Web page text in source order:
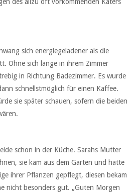
des allzu oft vorkommenden Katers
sich energiegeladener als die
Ohne sich lange in ihrem Zimmer
in Richtung Badezimmer. Es wurde
schnellstmöglich für einen Kaffee.
sie später schauen, sofern die beiden
schon in der Küche. Sarahs Mutter
sie kam aus dem Garten und hatte
ihrer Pflanzen gepflegt, diesen bekam
nicht besonders gut. „Guten Morgen